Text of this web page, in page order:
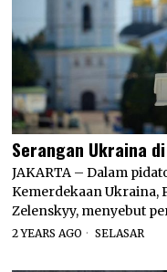
Serangan Ukraina
JAKARTA – Dalam
Kemerdekaan Ukraina,
Zelenskyy, menyebut
2 YEARS AGO SELASAR